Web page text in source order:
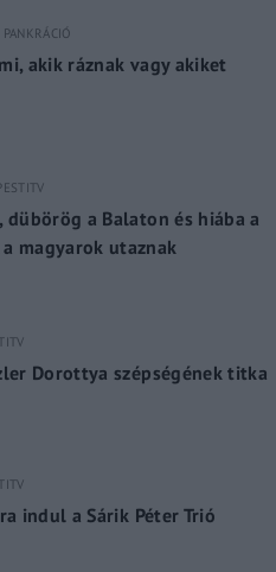
akik ráznak vagy akiket
dübörög a Balaton és hiába a
magyarok utaznak
Dorottya szépségének titka
indul a Sárik Péter Trió